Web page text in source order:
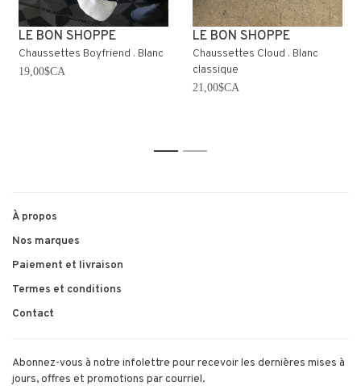
LE BON SHOPPE
Chaussettes Boyfriend . Blanc
19,00$CA
LE BON SHOPPE
Chaussettes Cloud . Blanc
classique
21,00$CA
1 2
À propos
Nos marques
Paiement et livraison
Termes et conditions
Contact
Abonnez-vous à notre infolettre pour recevoir les dernières mises à
jours, offres et promotions par courriel.